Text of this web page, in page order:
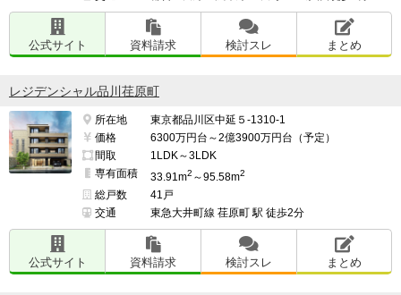
公式サイト 資料請求 検討スレ まとめ
レジデンシャル品川荏原町
所在地
東京都品川区中延５-1310-1
価格
6300万円台～2億3900万円台（予定）
間取
1LDK～3LDK
専有面積
33.91m2 ～95.58m2
総戸数
41戸
交通
東急大井町線 荏原町 駅 徒歩2分
公式サイト 資料請求 検討スレ まとめ